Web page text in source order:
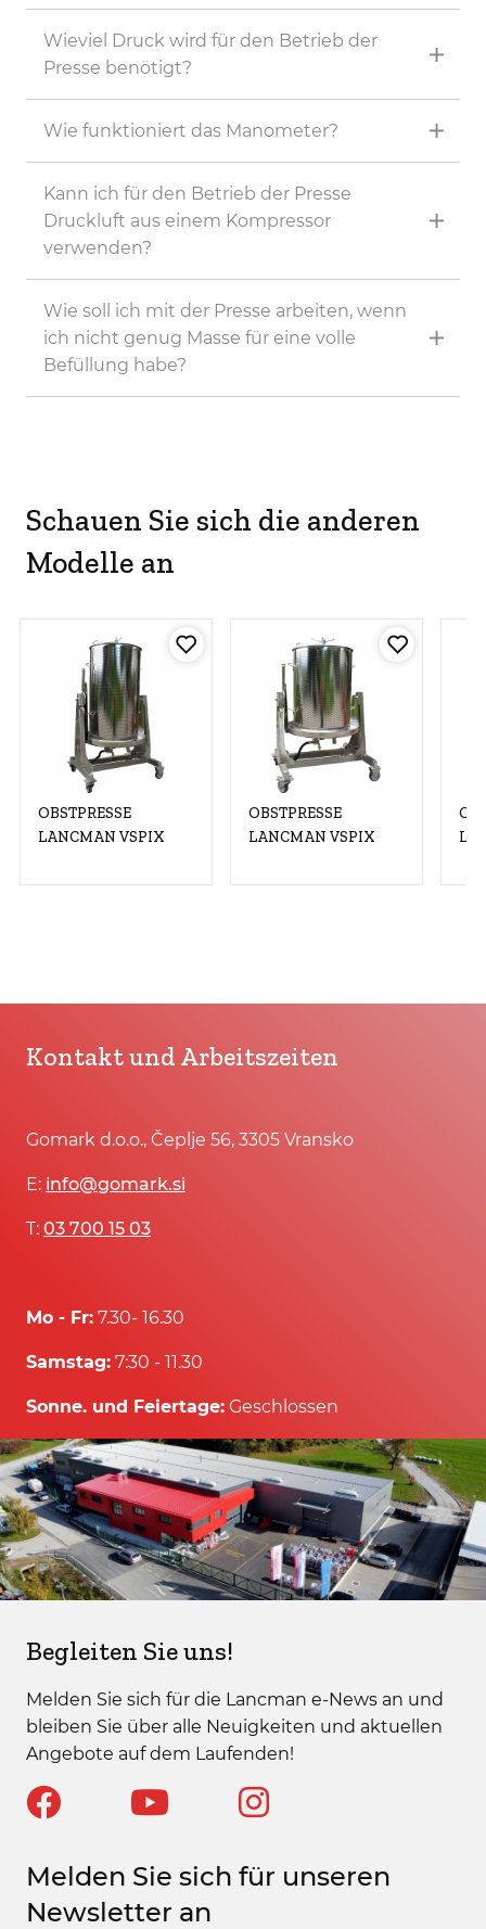
Wieviel Druck wird für den Betrieb der
Presse benötigt?
Wie funktioniert das Manometer?
Kann ich für den Betrieb der Presse
Druckluft aus einem Kompressor
verwenden?
Wie soll ich mit der Presse arbeiten, wenn
ich nicht genug Masse für eine volle
Befüllung habe?
Schauen Sie sich die anderen
Modelle an
OBSTPRESSE
LANCMAN VSPIX
OBSTPRESSE
LANCMAN VSPIX
Kontakt und Arbeitszeiten
Gomark d.o.o., Čeplje 56, 3305 Vransko
E: info@gomark.si
T: 03 700 15 03
Mo - Fr: 7.30- 16.30
Samstag: 7:30 - 11.30
Sonne. und Feiertage: Geschlossen
Begleiten Sie uns!
Melden Sie sich für die Lancman e-News an und
bleiben Sie über alle Neuigkeiten und aktuellen
Angebote auf dem Laufenden!
Melden Sie sich für unseren
Newsletter an